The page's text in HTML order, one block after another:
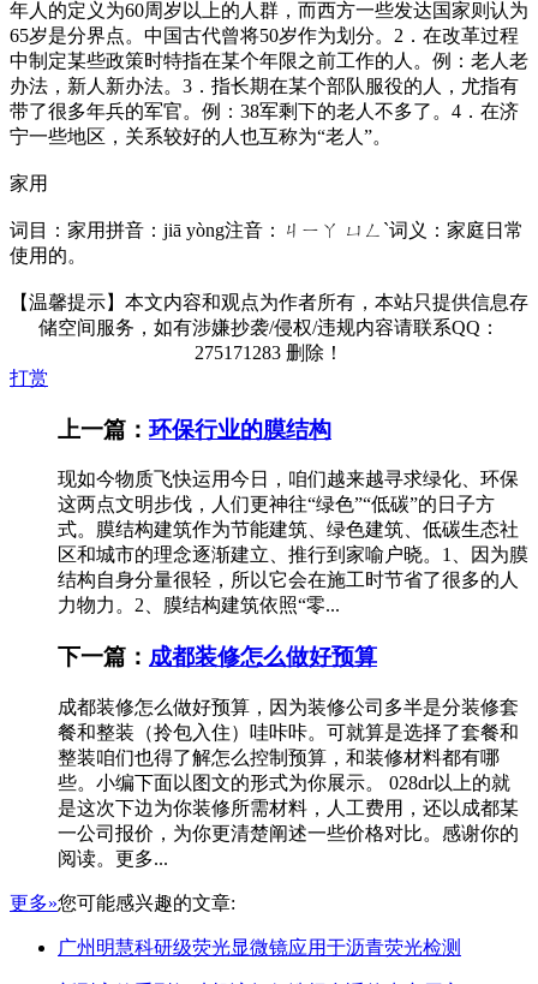
年人的定义为60周岁以上的人群，而西方一些发达国家则认为
65岁是分界点。中国古代曾将50岁作为划分。2．在改革过程
中制定某些政策时特指在某个年限之前工作的人。例：老人老
办法，新人新办法。3．指长期在某个部队服役的人，尤指有
带了很多年兵的军官。例：38军剩下的老人不多了。4．在济
宁一些地区，关系较好的人也互称为“老人”。
家用
词目：家用拼音：jiā yòng注音：ㄐㄧㄚ ㄩㄥˋ词义：家庭日常
使用的。
【温馨提示】本文内容和观点为作者所有，本站只提供信息存
储空间服务，如有涉嫌抄袭/侵权/违规内容请联系QQ：
275171283 删除！
打赏
上一篇：环保行业的膜结构
现如今物质飞快运用今日，咱们越来越寻求绿化、环保
这两点文明步伐，人们更神往“绿色”“低碳”的日子方
式。膜结构建筑作为节能建筑、绿色建筑、低碳生态社
区和城市的理念逐渐建立、推行到家喻户晓。1、因为膜
结构自身分量很轻，所以它会在施工时节省了很多的人
力物力。2、膜结构建筑依照“零...
下一篇： 成都装修怎么做好预算
成都装修怎么做好预算，因为装修公司多半是分装修套
餐和整装（拎包入住）哇咔咔。可就算是选择了套餐和
整装咱们也得了解怎么控制预算，和装修材料都有哪
些。小编下面以图文的形式为你展示。 028dr以上的就
是这次下边为你装修所需材料，人工费用，还以成都某
一公司报价，为你更清楚阐述一些价格对比。感谢你的
阅读。更多...
更多»您可能感兴趣的文章:
广州明慧科研级荧光显微镜应用于沥青荧光检测